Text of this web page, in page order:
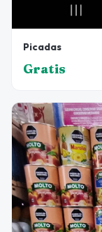
Picadas
Gratis